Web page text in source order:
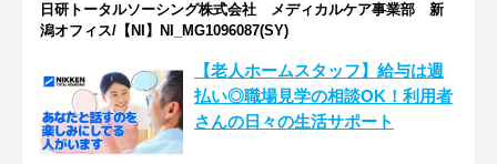
日研トータルソーシング株式会社 メディカルケア事業部 新
潟オフィス/【NI】NI_MG1096087(SY)
【老人ホームスタッフ】給与は週
払い◎職場見学の相談OK！利用者
さんの日々の生活サポート